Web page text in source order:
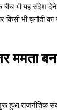
बीच भी यह संदेश
किसी भी चुनौती
ममता
हुआ राजनीतिक